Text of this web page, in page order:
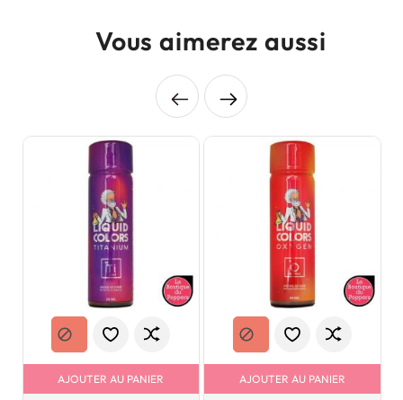
Vous aimerez aussi
AJOUTER AU PANIER AJOUTER AU PANIER